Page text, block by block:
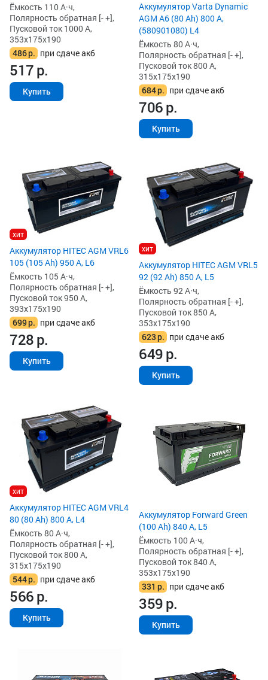
Ёмкость 110 А·ч,
Полярность обратная [- +],
Пусковой ток 1000 А,
353x175x190
486р. при сдаче акб
517р.
Купить
Аккумулятор Varta Dynamic
AGM A6 (80 Ah) 800 А,
(580901080) L4
Ёмкость 80 А·ч,
Полярность обратная [- +],
Пусковой ток 800 А,
315x175x190
684р. при сдаче акб
706р.
Купить
хит
Аккумулятор HITEC AGM VRL6
105 (105 Ah) 950 А, L6
Ёмкость 105 А·ч,
Полярность обратная [- +],
Пусковой ток 950 А,
393x175x190
699р. при сдаче акб
728р.
Купить
хит
Аккумулятор HITEC AGM VRL5
92 (92 Ah) 850 А, L5
Ёмкость 92 А·ч,
Полярность обратная [- +],
Пусковой ток 850 А,
353x175x190
623р. при сдаче акб
649р.
Купить
хит
Аккумулятор HITEC AGM VRL4
80 (80 Ah) 800 А, L4
Ёмкость 80 А·ч,
Полярность обратная [- +],
Пусковой ток 800 А,
315x175x190
544р. при сдаче акб
566р.
Купить
Аккумулятор Forward Green
(100 Ah) 840 А, L5
Ёмкость 100 А·ч,
Полярность обратная [- +],
Пусковой ток 840 А,
353x175x190
331 р. при сдаче акб
359р.
Купить